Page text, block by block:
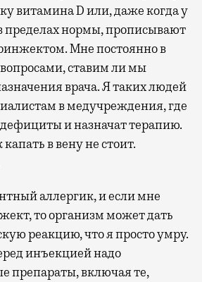
витамина D или, даже когда у
пределах нормы, прописывают
Мне постоянно в
ставим ли мы
врача. Я таких людей
в медучреждения, где
и назначат терапию.
в вену не стоит.
аллергик, и если мне
то организм может дать
реакцию, что я просто умру.
инъекцией надо
препараты, включая те,